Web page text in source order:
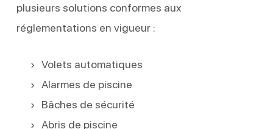
plusieurs solutions conformes aux
réglementations en vigueur :
Volets automatiques
Alarmes de piscine
Bâches de sécurité
Abris de piscine